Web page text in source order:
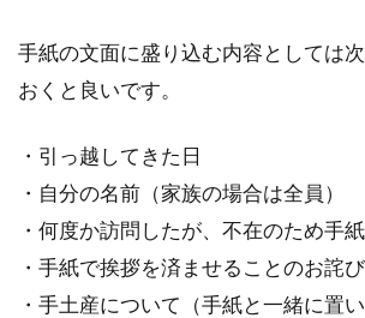
手紙の文面に盛り込む内容としては
おくと良いです。
・引っ越してきた日
・自分の名前（家族の場合は全員）
・何度か訪問したが、不在のため手
・手紙で挨拶を済ませることのお詫び
・手土産について（手紙と一緒に置い